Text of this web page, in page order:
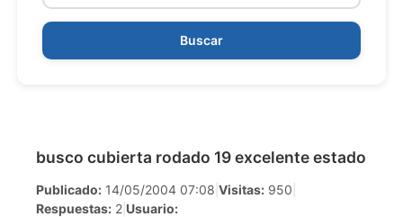
busco cubierta rodado 19 excelente estado
Publicado: 14/05/2004 07:08 Visitas: 950
Respuestas: 2 Usuario:
Buscar